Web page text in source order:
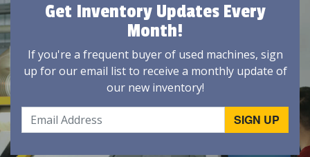
Get Inventory Updates Every
Month!
If you're a frequent buyer of used machines, sign
up for our email list to receive a monthly update of
our new inventory!